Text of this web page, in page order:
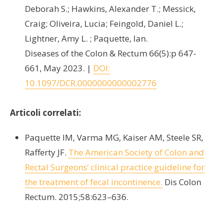
Deborah S.; Hawkins, Alexander T.; Messick,
Craig; Oliveira, Lucia; Feingold, Daniel L.;
Lightner, Amy L. ; Paquette, Ian.
Diseases of the Colon & Rectum 66(5):p 647-
661, May 2023. | DOI:
10.1097/DCR.0000000000002776
Articoli correlati:
Paquette IM, Varma MG, Kaiser AM, Steele SR,
Rafferty JF. The American Society of Colon and
Rectal Surgeons’ clinical practice guideline for
the treatment of fecal incontinence. Dis Colon
Rectum. 2015;58:623–636.